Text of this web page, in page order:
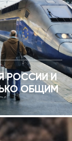
РОССИИ И
ОБЩИМ